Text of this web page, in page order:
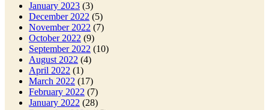
January 2023 (3)
December 2022 (5)
November 2022 (7)
October 2022 (9)
September 2022 (10)
August 2022 (4)
April 2022 (1)
March 2022 (17)
February 2022 (7)
January 2022 (28)